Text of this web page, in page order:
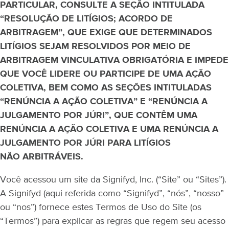
PARTICULAR, CONSULTE A SEÇÃO INTITULADA
“RESOLUÇÃO DE LITÍGIOS; ACORDO DE
ARBITRAGEM”, QUE EXIGE QUE DETERMINADOS
LITÍGIOS SEJAM RESOLVIDOS POR MEIO DE
ARBITRAGEM VINCULATIVA OBRIGATÓRIA E IMPEDE
QUE VOCÊ LIDERE OU PARTICIPE DE UMA AÇÃO
COLETIVA, BEM COMO AS SEÇÕES INTITULADAS
“RENÚNCIA A AÇÃO COLETIVA” E “RENÚNCIA A
JULGAMENTO POR JÚRI”, QUE CONTÊM UMA
RENÚNCIA A AÇÃO COLETIVA E UMA RENÚNCIA A
JULGAMENTO POR JÚRI PARA LITÍGIOS
NÃO ARBITRÁVEIS.
Você acessou um site da Signifyd, Inc. (“Site” ou “Sites”).
A Signifyd (aqui referida como “Signifyd”, “nós”, “nosso”
ou “nos”) fornece estes Termos de Uso do Site (os
“Termos”) para explicar as regras que regem seu acesso